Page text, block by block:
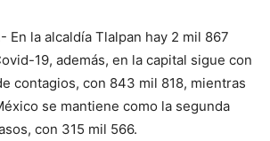
En la alcaldía Tlalpan hay 2 mil 867
19, además, en la capital sigue con
contagios, con 843 mil 818, mientras
se mantiene como la segunda
con 315 mil 566.